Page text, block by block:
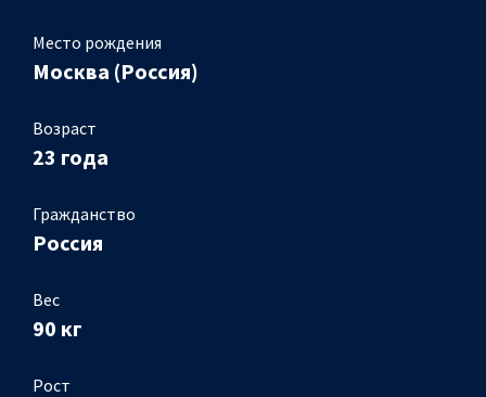
Место рождения
Москва (Россия)
Возраст
23 года
Гражданство
Россия
Вес
90 кг
Рост